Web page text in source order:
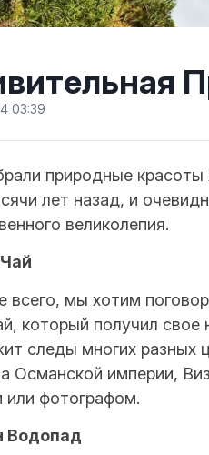
03:39
природные красоты
лет назад, и
великолепия.
всего, мы хотим
который получил свое
следы многих разных
Османской империи,
или фотографом.
Водопад